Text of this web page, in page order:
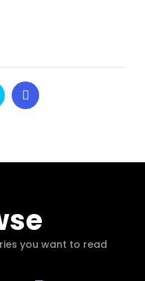
you want to read